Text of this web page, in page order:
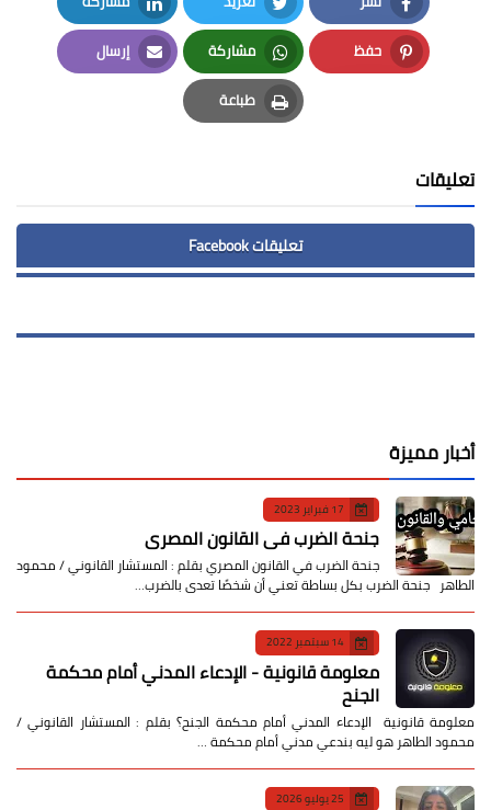
Facebook
Twitter
LinkedIn
حفظ
Pinterest
مشاركة
Whatsapp
إرسال
Email
طباعة
Print
تعليقات
تعليقات Facebook
أخبار مميزة
17 فبراير 2023
جنحة الضرب في القانون المصري
جنحة الضرب في القانون المصري بقلم : المستشار القانوني / محمود
الطاهر جنحة الضرب بكل بساطة تعني أن شخصًا تعدى بالضرب…
14 سبتمبر 2022
معلومة قانونية - الإدعاء المدني أمام محكمة
الجنح
معلومة قانونية الإدعاء المدني أمام محكمة الجنح؟ بقلم : المستشار القانوني /
محمود الطاهر هو ليه بندعي مدني أمام محكمة …
25 يوليو 2026